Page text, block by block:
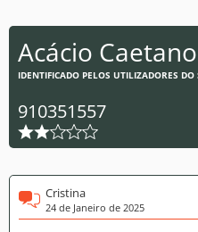
Acácio
IDENTIFICADO PELOS UTILIZADORES DO
910351557
Cristina
24 de Janeiro de 2025